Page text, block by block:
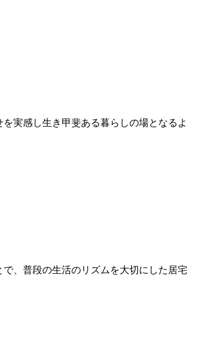
実感し生き甲斐ある暮らしの場となるよ
、普段の生活のリズムを大切にした居宅